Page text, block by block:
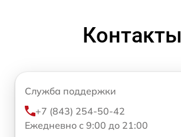
Контакты
Служба поддержки
+7 (843) 254-50-42
Ежедневно с 9:00 до 21:00